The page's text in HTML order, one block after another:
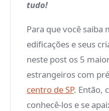
tudo!
Para que você saiba
edificações e seus
neste post os 5
estrangeiros com
centro de SP. Então,
conhecê-los e se